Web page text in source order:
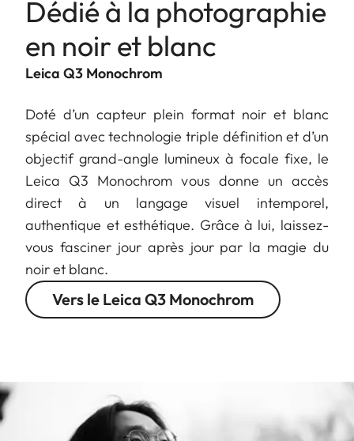
Dédié à la photographie
en noir et blanc
Leica Q3 Monochrom
Doté d’un capteur plein format noir et blanc
spécial avec technologie triple définition et d’un
objectif grand-angle lumineux à focale fixe, le
Leica Q3 Monochrom vous donne un accès
direct à un langage visuel intemporel,
authentique et esthétique. Grâce à lui, laissez-
vous fasciner jour après jour par la magie du
noir et blanc.
Vers le Leica Q3 Monochrom